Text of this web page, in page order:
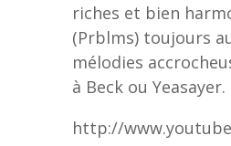
riches et bien
(Prblms) toujours
mélodies
à Beck ou Yeasayer.
http://